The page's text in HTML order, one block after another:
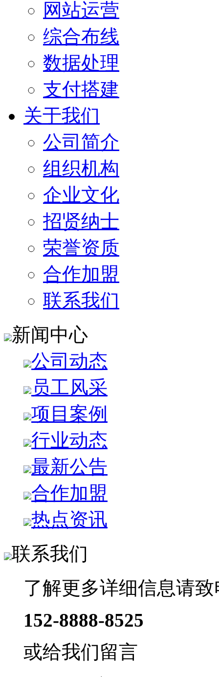
网站运营
综合布线
数据处理
支付搭建
关于我们
公司简介
组织机构
企业文化
招贤纳士
荣誉资质
合作加盟
联系我们
新闻中心
公司动态
员工风采
项目案例
行业动态
最新公告
合作加盟
热点资讯
联系我们
了解更多详细信息请致
152-8888-8525
或给我们留言